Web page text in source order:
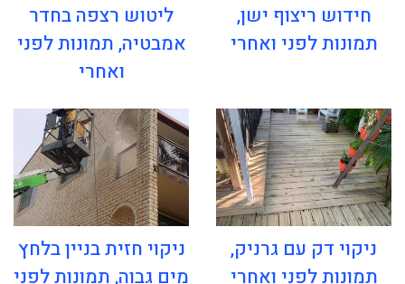
חידוש ריצוף ישן,
תמונות לפני ואחרי
ליטוש רצפה בחדר
אמבטיה, תמונות לפני
ואחרי
ניקוי דק עם גרניק,
תמונות לפני ואחרי
ניקוי חזית בניין בלחץ
מים גבוה, תמונות לפני